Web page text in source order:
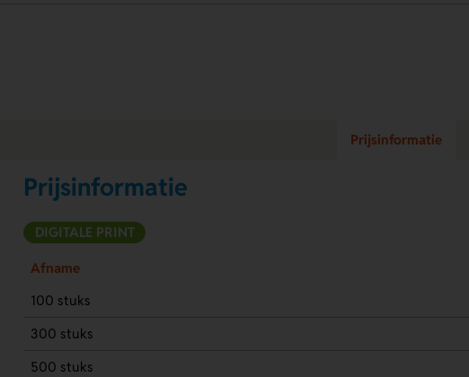
Prijsinformatie
Prijsinformatie
DIGITALE PRINT
Afname
100 stuks
300 stuks
500 stuks